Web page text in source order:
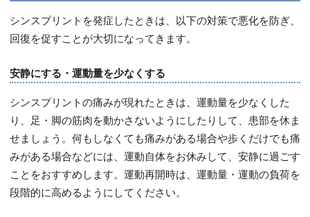
シンスプリントを発症したときは、以下の対策で悪化を防ぎ、
回復を促すことが大切になってきます。
安静にする・運動量を少なくする
シンスプリントの痛みが現れたときは、運動量を少なくした
り、足・脚の筋肉を動かさないようにしたりして、患部を休ま
せましょう。何もしなくても痛みがある場合や歩くだけでも痛
みがある場合などには、運動自体をお休みして、安静に過ごす
ことをおすすめします。運動再開時は、運動量・運動の負荷を
段階的に高めるようにしてください。